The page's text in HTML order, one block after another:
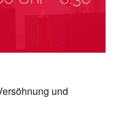
und